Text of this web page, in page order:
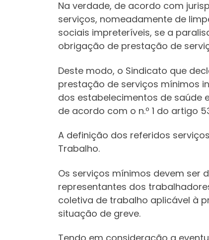
Na verdade, de acordo com
serviços, nomeadamente de
sociais impreteríveis, se a
obrigação de prestação de
Deste modo, o Sindicato que
prestação de serviços mínimos
dos estabelecimentos de saúde
de acordo com o n.º 1 do artigo
A definição dos referidos
Trabalho.
Os serviços mínimos devem
representantes dos
coletiva de trabalho aplicável à
situação de greve.